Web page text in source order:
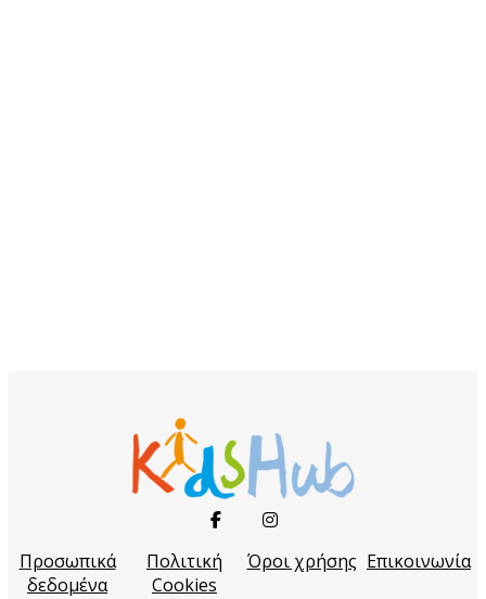
Προσωπικά
δεδομένα
Πολιτική
Cookies
Όροι χρήσης Επικοινωνία